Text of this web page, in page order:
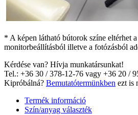
* A képen látható bútorok színe eltérhet
monitorbeállításból illetve a fotózásból
Kérdése van? Hívja munkatársunkat!
Tel.: +36 30 / 378-12-76 vagy +36 20 /
Kipróbálná? Bemutatótermünkben ezt is
Termék információ
Szín/anyag választék